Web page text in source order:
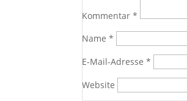
Kommentar*
Name*
E-Mail-Adresse*
Website